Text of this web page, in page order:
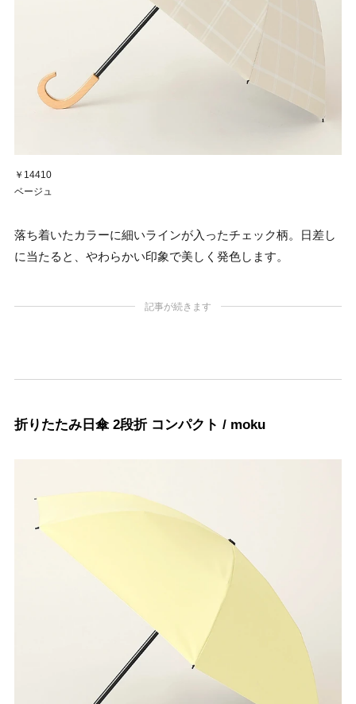
￥14410
ベージュ
落ち着いたカラーに細いラインが入ったチェック柄。日差し
に当たると、やわらかい印象で美しく発色します。
記事が続きます
折りたたみ日傘 2段折 コンパクト / moku